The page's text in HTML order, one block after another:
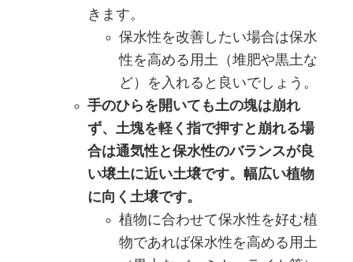
きます。
保水性を改善したい場合は保水
性を高める用土（堆肥や黒土な
ど）を入れると良いでしょう。
手のひらを開いても土の塊は崩れ
ず、土塊を軽く指で押すと崩れる場
合は通気性と保水性のバランスが良
い壌土に近い土壌です。幅広い植物
に向く土壌です。
植物に合わせて保水性を好む植
物であれば保水性を高める用土